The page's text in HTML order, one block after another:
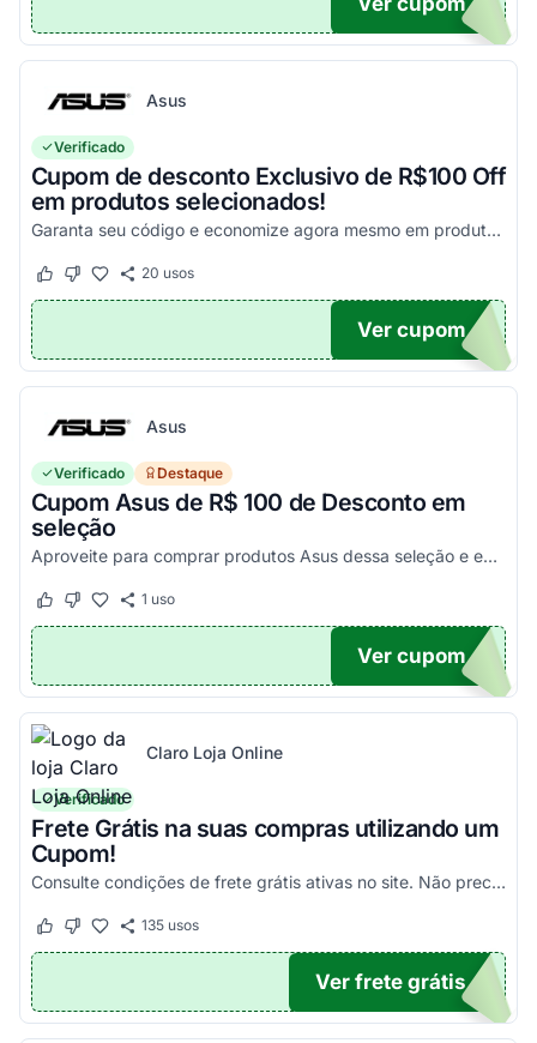
Asus
Verificado
Cupom de desconto Exclusivo de R$100 Off
em produtos selecionados!
Garanta seu código e economize agora mesmo em produtos selecionados!
Este cupom funcionou
Este cupom não funcionou
20 usos
100
Ver cupom
Asus
Verificado Destaque
Cupom Asus de R$ 100 de Desconto em
seleção
Aproveite para comprar produtos Asus dessa seleção e economize! - E1504FA-NJ1287
Este cupom funcionou
Este cupom não funcionou
1 uso
100
Ver cupom
Claro Loja Online
Verificado
Frete Grátis na suas compras utilizando um
Cupom!
Consulte condições de frete grátis ativas no site. Não precisa aplicar código promocional Claro Loja!
Este cupom funcionou
Este cupom não funcionou
135usos
TICO
Ver frete grátis